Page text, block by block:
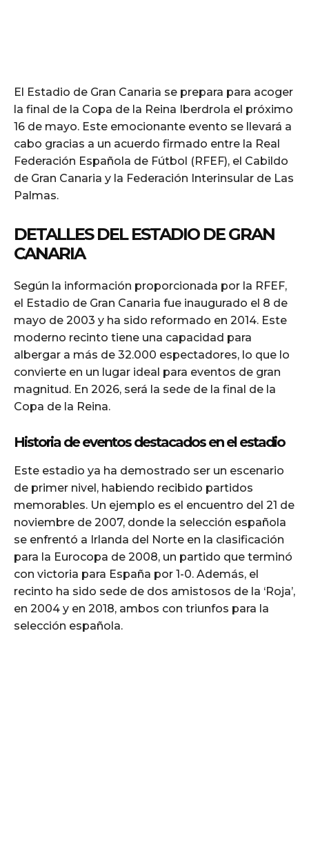
El Estadio de Gran Canaria se prepara para acoger
la final de la Copa de la Reina Iberdrola el próximo
16 de mayo. Este emocionante evento se llevará a
cabo gracias a un acuerdo firmado entre la Real
Federación Española de Fútbol (RFEF), el Cabildo
de Gran Canaria y la Federación Interinsular de Las
Palmas.
DETALLES DEL ESTADIO DE GRAN
CANARIA
Según la información proporcionada por la RFEF,
el Estadio de Gran Canaria fue inaugurado el 8 de
mayo de 2003 y ha sido reformado en 2014. Este
moderno recinto tiene una capacidad para
albergar a más de 32.000 espectadores, lo que lo
convierte en un lugar ideal para eventos de gran
magnitud. En 2026, será la sede de la final de la
Copa de la Reina.
Historia de eventos destacados en el estadio
Este estadio ya ha demostrado ser un escenario
de primer nivel, habiendo recibido partidos
memorables. Un ejemplo es el encuentro del 21 de
noviembre de 2007, donde la selección española
se enfrentó a Irlanda del Norte en la clasificación
para la Eurocopa de 2008, un partido que terminó
con victoria para España por 1-0. Además, el
recinto ha sido sede de dos amistosos de la ‘Roja’,
en 2004 y en 2018, ambos con triunfos para la
selección española.